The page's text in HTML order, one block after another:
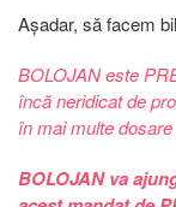
Așadar, să facem
BOLOJAN este
încă neridicat de
în mai multe
BOLOJAN va